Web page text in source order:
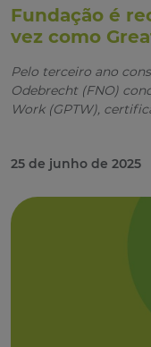
Fundação é
vez como
Pelo terceiro ano
Odebrecht (FNO)
Work (GPTW),
25 de junho de 2025